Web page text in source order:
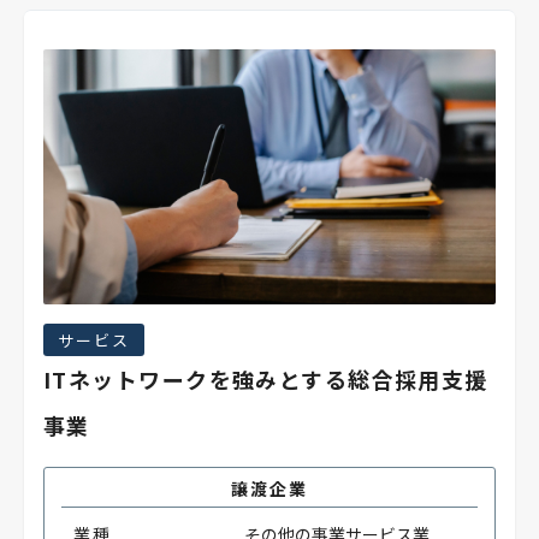
サービス
ITネットワークを強みとする総合採用支援
事業
譲渡企業
業種
その他の事業サービス業